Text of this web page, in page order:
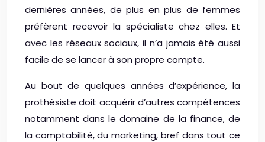
dernières années, de plus en plus de femmes
préfèrent recevoir la spécialiste chez elles. Et
avec les réseaux sociaux, il n’a jamais été aussi
facile de se lancer à son propre compte.
Au bout de quelques années d’expérience, la
prothésiste doit acquérir d’autres compétences
notamment dans le domaine de la finance, de
la comptabilité, du marketing, bref dans tout ce